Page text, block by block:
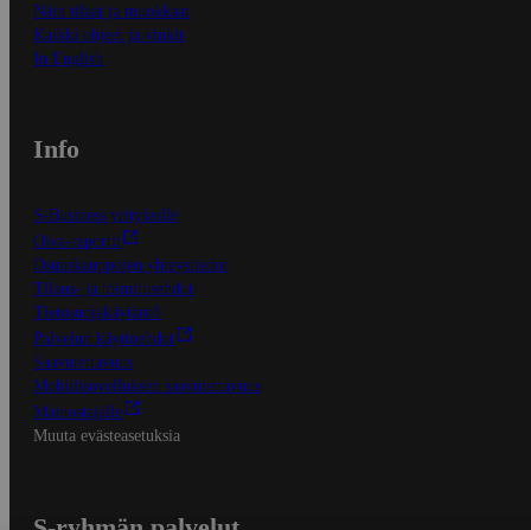
Näin tilaat ja muokkaat
Kaikki ohjeet ja vinkit
In English
Info
S-Business yrityksille
Oiva-raportit
Osuuskauppojen yhteystiedot
Tilaus- ja toimitusehdot
Tietosuojakäytäntö
Palvelun käyttöehdot
Saavutettavuus
Mobiilisovelluksen saavutettavuus
Mainostajalle
Muuta evästeasetuksia